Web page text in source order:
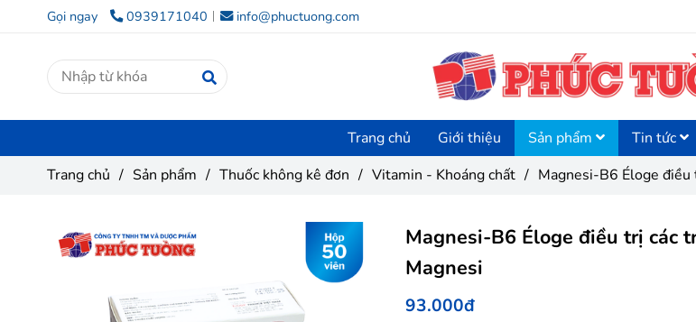
Gọi ngay 0939171040 info@phuctuong.com
Trang chủ Giới thiệu Sản phẩm Tin tức
Trang chủ / Sản phẩm / Thuốc không kê đơn / Vitamin - Khoáng chất / Magnesi-B6 Éloge
Magnesi-B6 Éloge điều trị các
Magnesi
93.000đ